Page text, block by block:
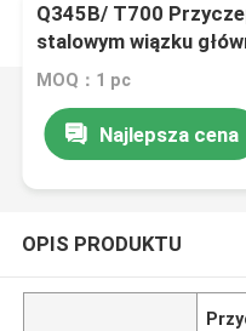
Q345B/ T700
stalowym wiązku
ciężkiego ładunku
MOQ：1 pc
Najlepsza cena
OPIS PRODUKTU